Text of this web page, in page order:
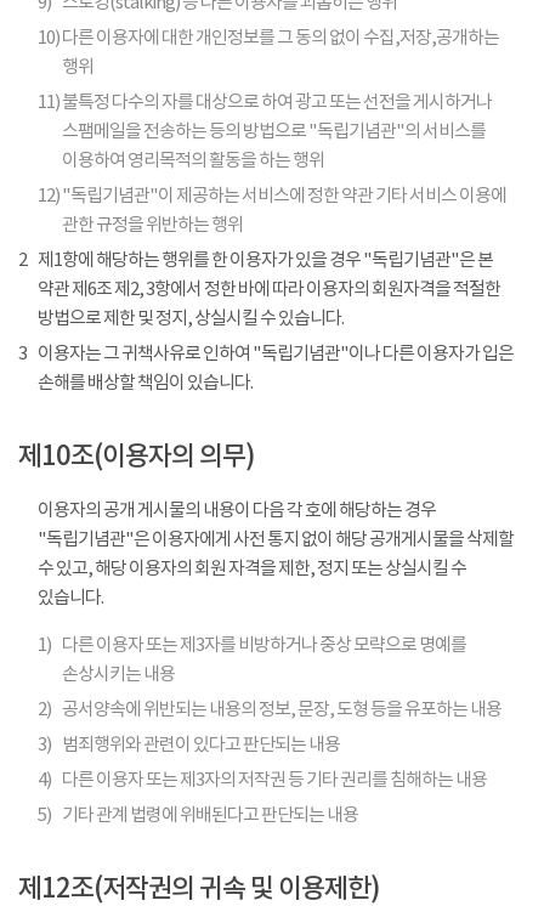
10)다른 이용자에 대한 개인정보를 그 동의 없이 수집,저장,공개하는
행위
11)불특정 다수의 자를 대상으로 하여 광고 또는 선전을 게시하거나
스팸메일을 전송하는 등의 방법으로 "독립기념관"의 서비스를
이용하여 영리목적의 활동을 하는 행위
12)"독립기념관"이 제공하는 서비스에 정한 약관 기타 서비스 이용에
관한 규정을 위반하는 행위
2 제1항에 해당하는 행위를 한 이용자가 있을 경우 "독립기념관"은 본
약관 제6조 제2, 3항에서 정한 바에 따라 이용자의 회원자격을 적절한
방법으로 제한 및 정지, 상실시킬 수 있습니다.
3 이용자는 그 귀책사유로 인하여 "독립기념관"이나 다른 이용자가 입은
손해를 배상할 책임이 있습니다.
제10조(이용자의 의무)
이용자의 공개 게시물의 내용이 다음 각 호에 해당하는 경우
"독립기념관"은 이용자에게 사전 통지 없이 해당 공개게시물을 삭제할
수 있고, 해당 이용자의 회원 자격을 제한, 정지 또는 상실시킬 수
있습니다.
1) 다른 이용자 또는 제3자를 비방하거나 중상 모략으로 명예를
손상시키는 내용
2) 공서양속에 위반되는 내용의 정보, 문장, 도형 등을 유포하는 내용
3)
범죄행위와 관련이 있다고 판단되는 내용
4) 다른 이용자 또는 제3자의 저작권 등 기타 권리를 침해하는 내용
5) 기타 관계 법령에 위배된다고 판단되는 내용
제12조(저작권의 귀속 및 이용제한)